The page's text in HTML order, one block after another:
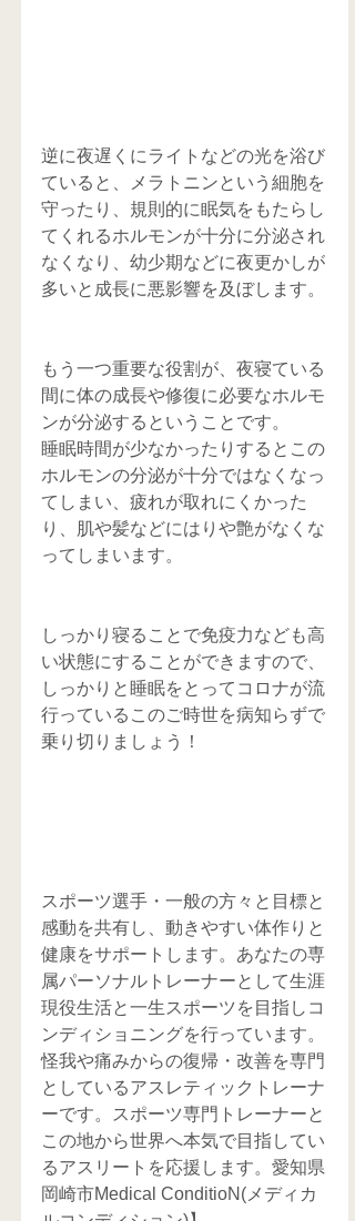
逆に夜遅くにライトなどの光を浴び
ていると、メラトニンという細胞を
守ったり、規則的に眠気をもたらし
てくれるホルモンが十分に分泌され
なくなり、幼少期などに夜更かしが
多いと成長に悪影響を及ぼします。
もう一つ重要な役割が、夜寝ている
間に体の成長や修復に必要なホルモ
ンが分泌するということです。
睡眠時間が少なかったりするとこの
ホルモンの分泌が十分ではなくなっ
てしまい、疲れが取れにくかった
り、肌や髪などにはりや艶がなくな
ってしまいます。
しっかり寝ることで免疫力なども高
い状態にすることができますので、
しっかりと睡眠をとってコロナが流
行っているこのご時世を病知らずで
乗り切りましょう！
スポーツ選手・一般の方々と目標と
感動を共有し、動きやすい体作りと
健康をサポートします。あなたの専
属パーソナルトレーナーとして生涯
現役生活と一生スポーツを目指しコ
ンディショニングを行っています。
怪我や痛みからの復帰・改善を専門
としているアスレティックトレーナ
ーです。スポーツ専門トレーナーと
この地から世界へ本気で目指してい
るアスリートを応援します。愛知県
岡崎市Medical ConditioN(メディカ